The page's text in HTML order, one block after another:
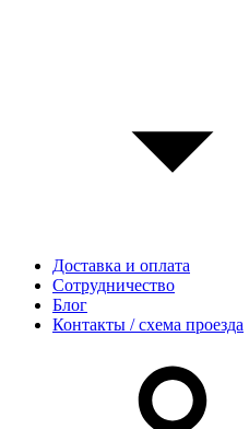
Доставка и оплата
Сотрудничество
Блог
Контакты / схема проезда